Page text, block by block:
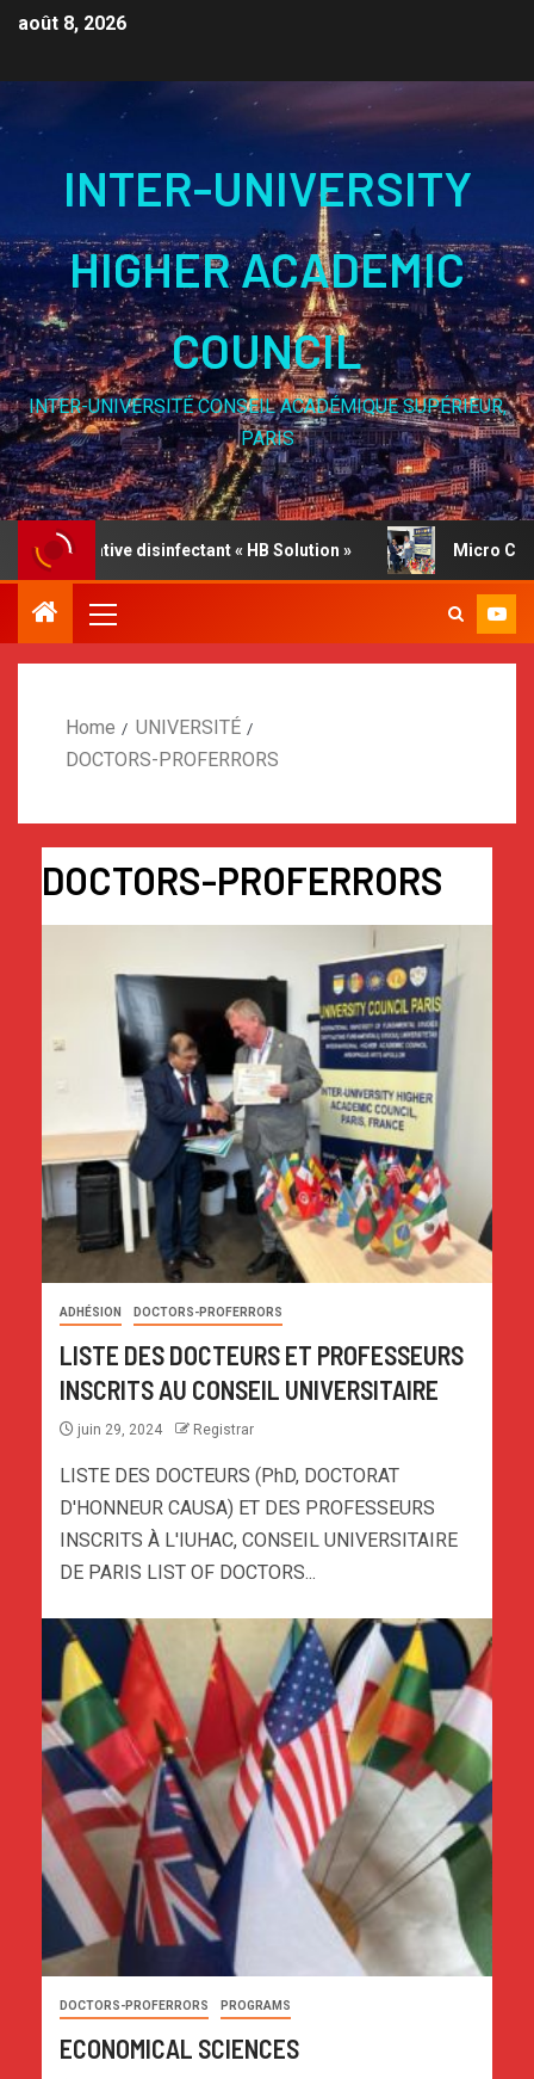
août 8, 2026
INTER-UNIVERSITY
HIGHER ACADEMIC
COUNCIL
INTER-UNIVERSITÉ CONSEIL ACADÉMIQUE SUPÉRIEUR,
PARIS
Innovative disinfectant « HB Solution » Micro Cleaner,
Home
UNIVERSITÉ
DOCTORS-PROFERRORS
DOCTORS-PROFERRORS
ADHÉSION DOCTORS-PROFERRORS
LISTE DES DOCTEURS ET PROFESSEURS
INSCRITS AU CONSEIL UNIVERSITAIRE
juin 29, 2024 Registrar
LISTE DES DOCTEURS (PhD, DOCTORAT
D'HONNEUR CAUSA) ET DES PROFESSEURS
INSCRITS À L'IUHAC, CONSEIL UNIVERSITAIRE
DE PARIS LIST OF DOCTORS...
DOCTORS-PROFERRORS PROGRAMS
ECONOMICAL SCIENCES